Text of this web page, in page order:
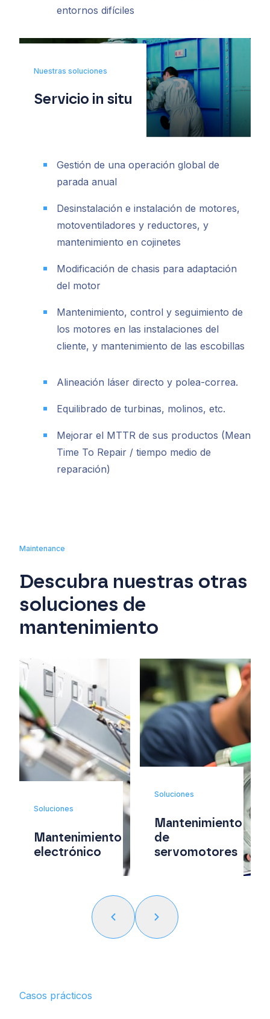
entornos difíciles
Nuestras soluciones
Servicio in situ
Gestión de una operación global de
parada anual
Desinstalación e instalación de motores,
motoventiladores y reductores, y
mantenimiento en cojinetes
Modificación de chasis para adaptación
del motor
Mantenimiento, control y seguimiento de
los motores en las instalaciones del
cliente, y mantenimiento de las escobillas
Alineación láser directo y polea-correa.
Equilibrado de turbinas, molinos, etc.
Mejorar el MTTR de sus productos (Mean
Time To Repair / tiempo medio de
reparación)
Maintenance
Descubra nuestras otras
soluciones de
mantenimiento
Soluciones
Mantenimiento
electrónico
Soluciones
Mantenimiento
de
servomotores
Casos prácticos